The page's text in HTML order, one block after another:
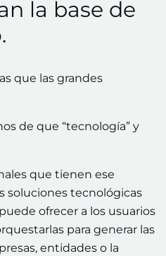
la base de
que las grandes
de que “tecnología” y
que tienen ese
soluciones tecnológicas
ofrecer a los usuarios
para generar las
entidades o la